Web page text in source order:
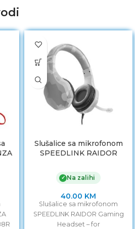
Slušalice sa mikrofonom
SPEEDLINK RAIDOR
PC/PS5/PS4/Xboxm
SeriesX/S/Switch/OLED/Li
te, white, SL-450303-WE
✓ Na zalihi
40.00 KM
Slušalice sa mikrofonom
SPEEDLINK RAIDOR Gaming
Headset – for